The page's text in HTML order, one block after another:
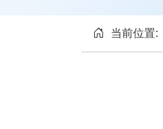
当前位置: